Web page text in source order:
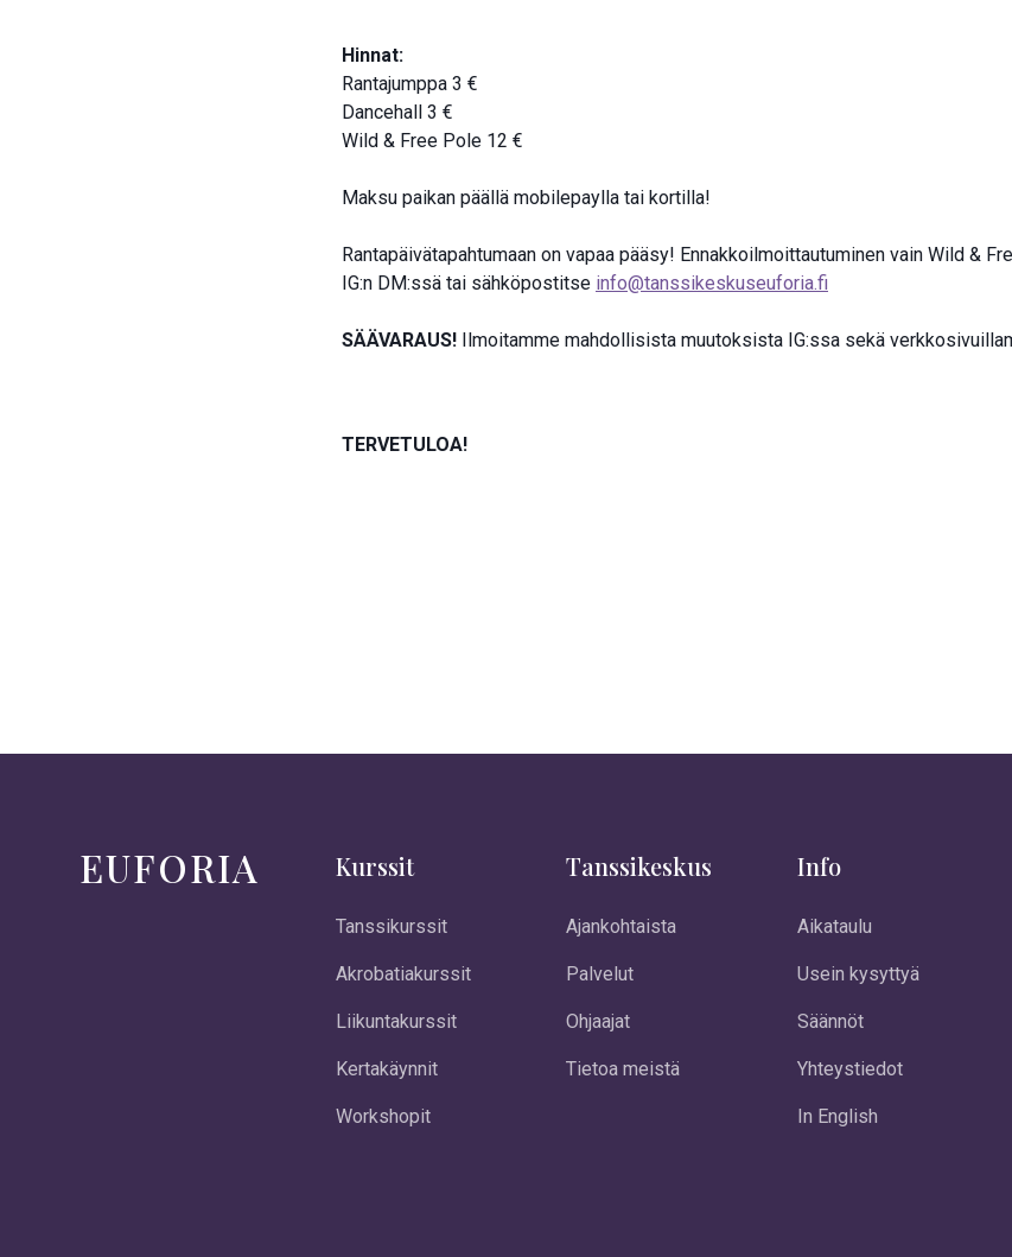
Hinnat:
Rantajumppa 3 €
Dancehall 3 €
Wild & Free Pole 12 €
Maksu paikan päällä mobilepaylla tai kortilla!
Rantapäivätapahtumaan on vapaa pääsy! Ennakkoilmoittautuminen vain Wild &
IG:n DM:ssä tai sähköpostitse info@tanssikeskuseuforia.fi
SÄÄVARAUS! Ilmoitamme mahdollisista muutoksista IG:ssa sekä
TERVETULOA!
EUFORIA Kurssit
Tanssikurssit
Akrobatiakurssit
Liikuntakurssit
Kertakäynnit
Workshopit
Tanssikeskus
Ajankohtaista
Palvelut
Ohjaajat
Tietoa meistä
Info
Aikataulu
Usein kysyttyä
Säännöt
Yhteystiedot
In English